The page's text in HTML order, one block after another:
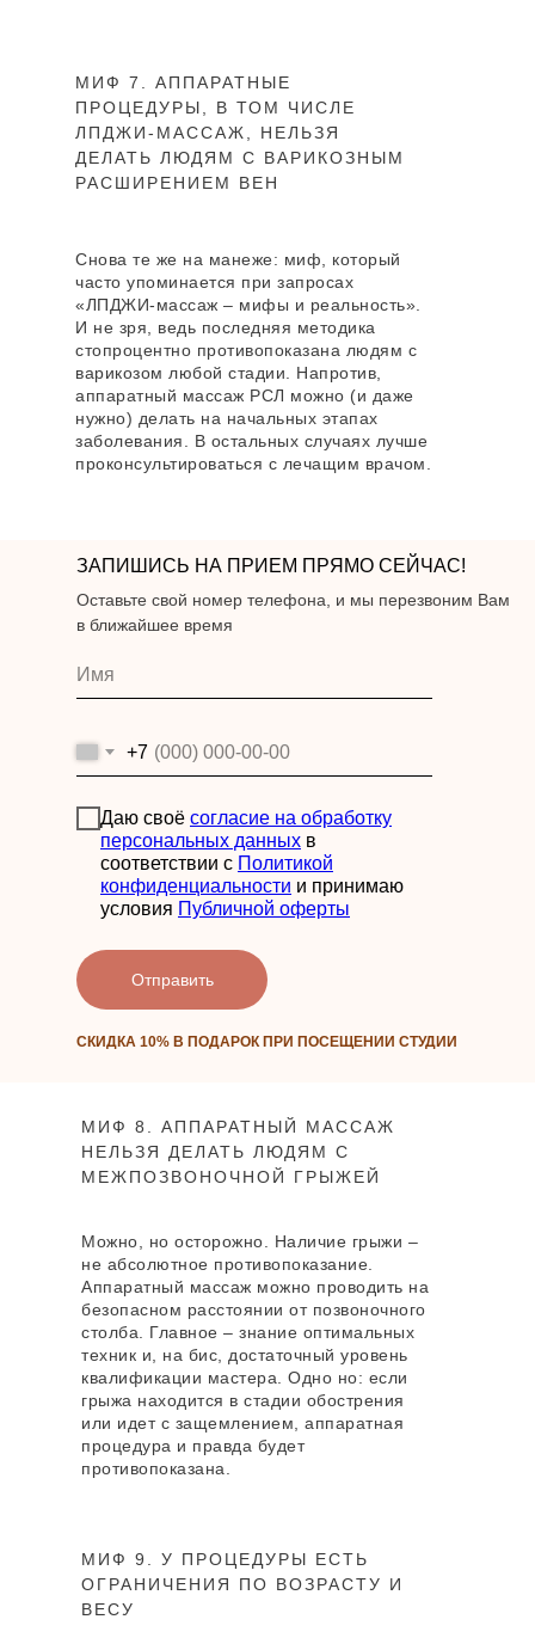
МИФ 7. АППАРАТНЫЕ
ПРОЦЕДУРЫ, В ТОМ ЧИСЛЕ
ЛПДЖИ-МАССАЖ, НЕЛЬЗЯ
ДЕЛАТЬ ЛЮДЯМ С ВАРИКОЗНЫМ
РАСШИРЕНИЕМ ВЕН
МИФ 8. АППАРАТНЫЙ МАССАЖ
НЕЛЬЗЯ ДЕЛАТЬ ЛЮДЯМ С
МЕЖПОЗВОНОЧНОЙ ГРЫЖЕЙ
МИФ 9. У ПРОЦЕДУРЫ ЕСТЬ
ОГРАНИЧЕНИЯ ПО ВОЗРАСТУ И
ВЕСУ
Снова те же на манеже: миф, который
часто упоминается при запросах
«ЛПДЖИ-массаж – мифы и реальность».
И не зря, ведь последняя методика
стопроцентно противопоказана людям с
варикозом любой стадии. Напротив,
аппаратный массаж РСЛ можно (и даже
нужно) делать на начальных этапах
заболевания. В остальных случаях лучше
проконсультироваться с лечащим врачом.
Можно, но осторожно. Наличие грыжи –
не абсолютное противопоказание.
Аппаратный массаж можно проводить на
безопасном расстоянии от позвоночного
столба. Главное – знание оптимальных
техник и, на бис, достаточный уровень
квалификации мастера. Одно но: если
грыжа находится в стадии обострения
или идет с защемлением, аппаратная
процедура и правда будет
противопоказана.
ЗАПИШИСЬ НА ПРИЕМ ПРЯМО СЕЙЧАС!
СКИДКА 10% В ПОДАРОК ПРИ ПОСЕЩЕНИИ СТУДИИ
Оставьте свой номер телефона, и мы перезвоним Вам
в ближайшее время
+7
Даю своё согласие на обработку
персональных данных в
соответствии с Политикой
конфиденциальности и принимаю
условия Публичной оферты
Отправить
Среднее профессиональное образование
по специальности «Сестринское дело».
Опыт работы — 8,5 лет. Работала на
Соловьевой Екатериной Витальевной ,
Материал подготовлен экспертом